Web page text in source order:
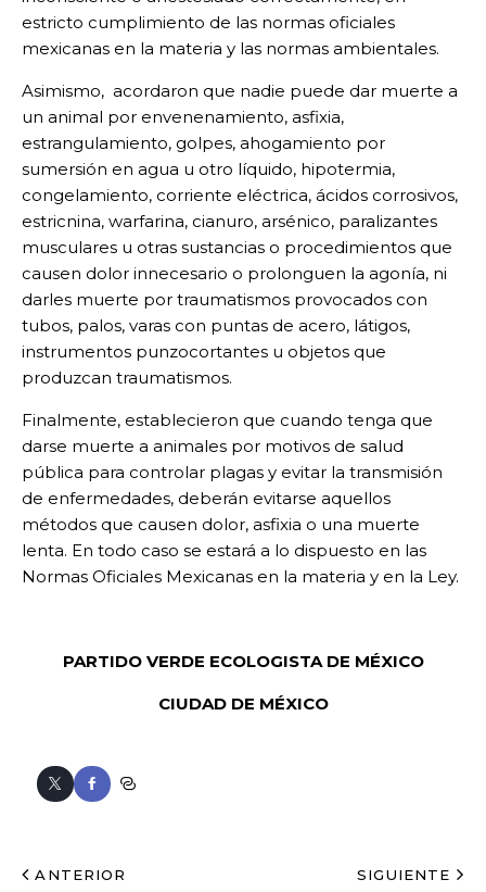
estricto cumplimiento de las normas oficiales
mexicanas en la materia y las normas ambientales.
Asimismo, acordaron que nadie puede dar muerte a
un animal por envenenamiento, asfixia,
estrangulamiento, golpes, ahogamiento por
sumersión en agua u otro líquido, hipotermia,
congelamiento, corriente eléctrica, ácidos corrosivos,
estricnina, warfarina, cianuro, arsénico, paralizantes
musculares u otras sustancias o procedimientos que
causen dolor innecesario o prolonguen la agonía, ni
darles muerte por traumatismos provocados con
tubos, palos, varas con puntas de acero, látigos,
instrumentos punzocortantes u objetos que
produzcan traumatismos.
Finalmente, establecieron que cuando tenga que
darse muerte a animales por motivos de salud
pública para controlar plagas y evitar la transmisión
de enfermedades, deberán evitarse aquellos
métodos que causen dolor, asfixia o una muerte
lenta. En todo caso se estará a lo dispuesto en las
Normas Oficiales Mexicanas en la materia y en la Ley.
PARTIDO VERDE ECOLOGISTA DE MÉXICO
CIUDAD DE MÉXICO
ANTERIOR SIGUIENTE